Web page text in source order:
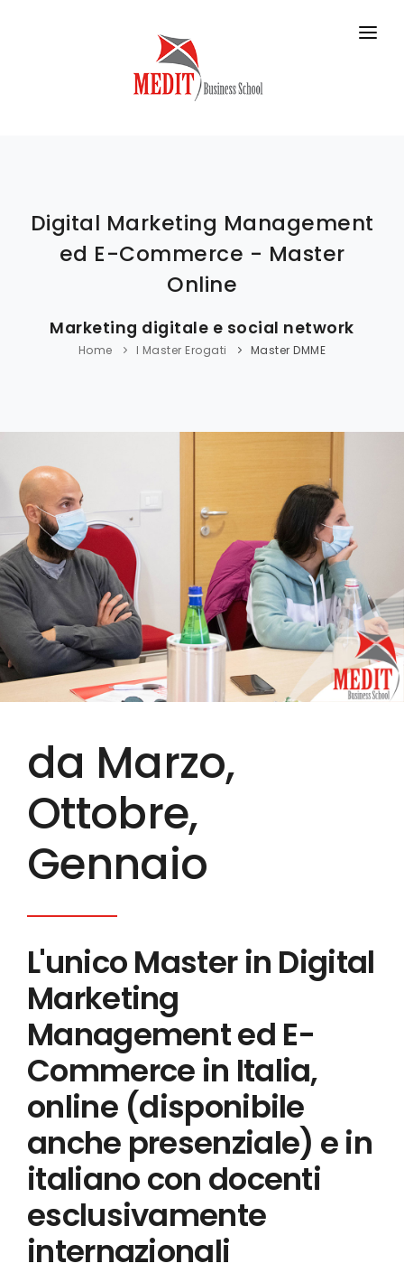
DIDATTICA
CONTATTI
Digital Marketing Management
ed E-Commerce - Master
Online
Marketing digitale e social network
Home I Master Erogati Master DMME
da Marzo,
Ottobre,
Gennaio
L'unico Master in Digital
Marketing
Management ed E-
Commerce in Italia,
online (disponibile
anche presenziale) e in
italiano con docenti
esclusivamente
internazionali